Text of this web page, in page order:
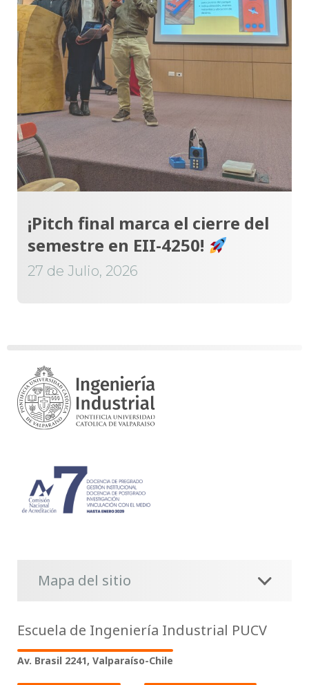
¡Pitch final marca el cierre del
semestre en EII-4250!
27 de Julio, 2026
Mapa del sitio
Escuela de Ingeniería Industrial PUCV
Av. Brasil 2241, Valparaíso-Chile